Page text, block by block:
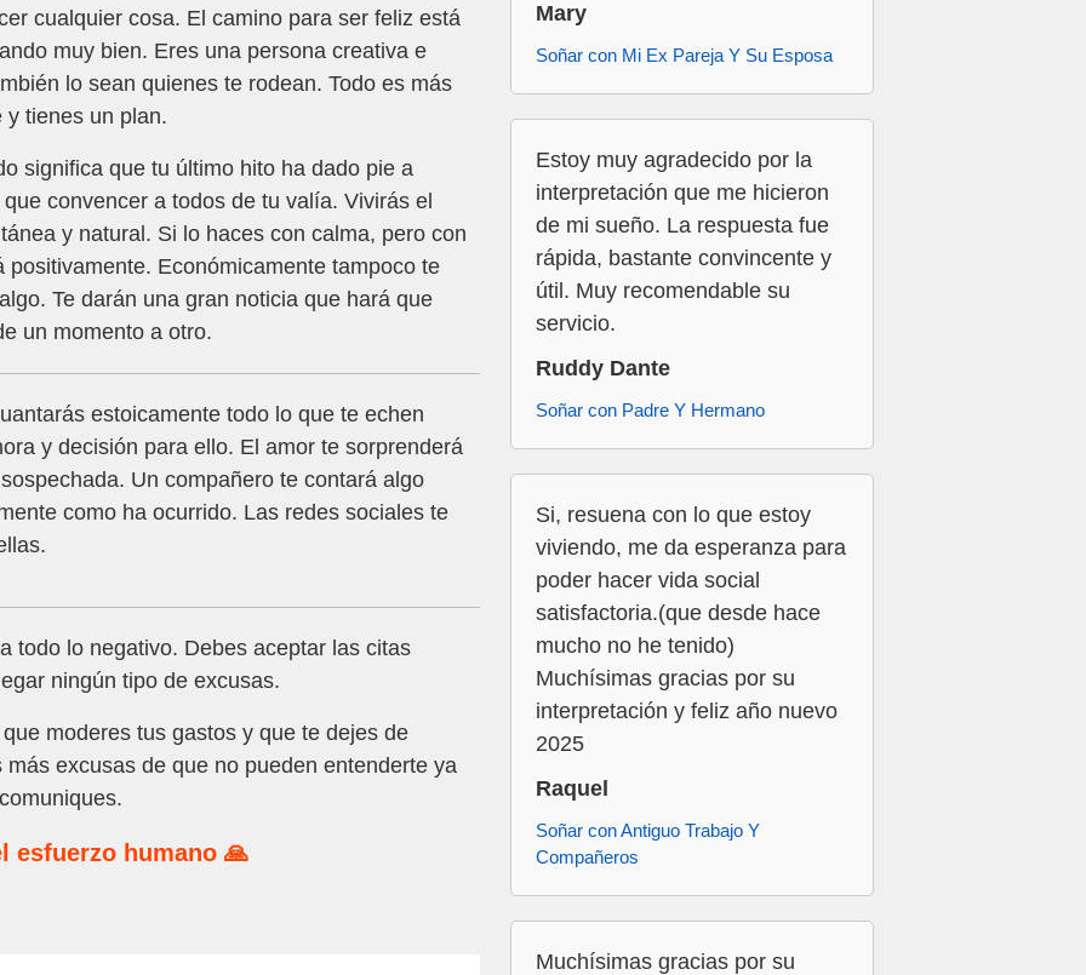
cualquier cosa. El camino para ser feliz está
muy bien. Eres una persona creativa e
lo sean quienes te rodean. Todo es más
y tienes un plan.
significa que tu último hito ha dado pie a
convencer a todos de tu valía. Vivirás el
y natural. Si lo haces con calma, pero con
Económicamente tampoco te
Te darán una gran noticia que hará que
un momento a otro.
estoicamente todo lo que te echen
y decisión para ello. El amor te sorprenderá
Un compañero te contará algo
como ha ocurrido. Las redes sociales te
todo lo negativo. Debes aceptar las citas
ningún tipo de excusas.
moderes tus gastos y que te dejes de
excusas de que no pueden entenderte ya
esfuerzo humano 🙏
Mary
Soñar con Mi Ex Pareja Y Su Esposa
Estoy muy agradecido por la
interpretación que me hicieron
de mi sueño. La respuesta fue
rápida, bastante convincente y
útil. Muy recomendable su
servicio.
Ruddy Dante
Soñar con Padre Y Hermano
Si, resuena con lo que estoy
viviendo, me da esperanza para
poder hacer vida social
satisfactoria.(que desde hace
mucho no he tenido)
Muchísimas gracias por su
interpretación y feliz año nuevo
2025
Raquel
Soñar con Antiguo Trabajo Y
Compañeros
Muchísimas gracias por su